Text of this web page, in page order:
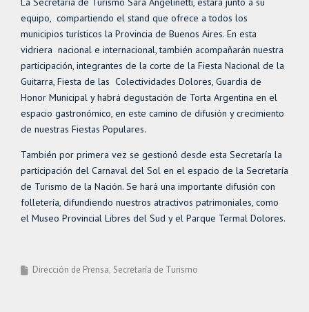
equipo, compartiendo el stand que ofrece a todos los
municipios turísticos la Provincia de Buenos Aires. En esta
vidriera nacional e internacional, también acompañarán nuestra
participación, integrantes de la corte de la Fiesta Nacional de la
Guitarra, Fiesta de las Colectividades Dolores, Guardia de
Honor Municipal y habrá degustación de Torta Argentina en el
espacio gastronómico, en este camino de difusión y crecimiento
de nuestras Fiestas Populares.
También por primera vez se gestionó desde esta Secretaría la
participación del Carnaval del Sol en el espacio de la Secretaría
de Turismo de la Nación. Se hará una importante difusión con
folletería, difundiendo nuestros atractivos patrimoniales, como
el Museo Provincial Libres del Sud y el Parque Termal Dolores.
Dirección de Prensa Secretaría de Turismo